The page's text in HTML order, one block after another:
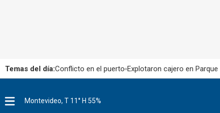
Temas del día:Conflicto en el puerto Explotaron cajero en
Montevideo, T 11° H 55%